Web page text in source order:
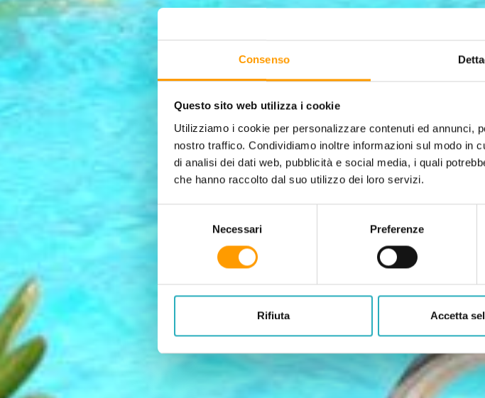
Consenso
Questo sito web utilizza i cookie
Utilizziamo i cookie per personalizzare contenuti ed annunci,
nostro traffico. Condividiamo inoltre informazioni sul modo in
di analisi dei dati web, pubblicità e social media, i quali
che hanno raccolto dal suo utilizzo dei loro servizi.
Necessari
Preferenze
Rifiuta Accetta